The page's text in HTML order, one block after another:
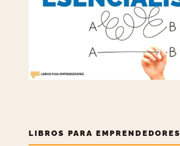
LIBROS PARA EMPRENDEDORES